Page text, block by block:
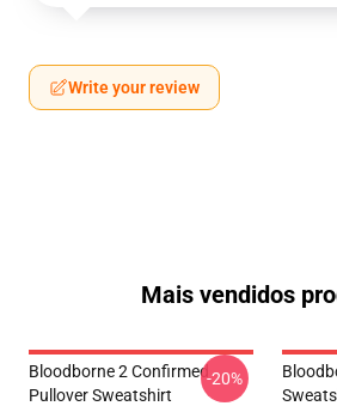
Write your review
Mais vendidos
Bloodborne 2 Confirmed
Pullover Sweatshirt
-20%